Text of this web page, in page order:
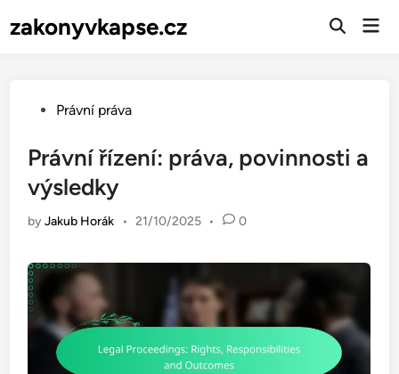
tozakonyvkapse.cz
Open
PostedPrávní práva
Právní řízení: práva, povinnosti a
výsledky
byJakub Horák • 21/10/2025 • 0